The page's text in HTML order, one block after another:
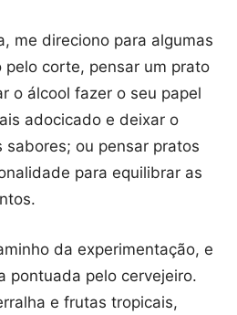
me direciono para algumas
pelo corte, pensar um prato
o álcool fazer o seu papel
adocicado e deixar o
sabores; ou pensar pratos
para equilibrar as
da experimentação, e
pontuada pelo cervejeiro.
e frutas tropicais,